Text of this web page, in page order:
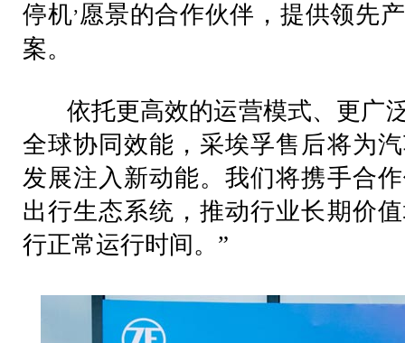
停机’愿景的合作伙伴，提供领先
案。
依托更高效的运营模式、更广
全球协同效能，采埃孚售后将为
发展注入新动能。我们将携手合
出行生态系统，推动行业长期价
行正常运行时间。”